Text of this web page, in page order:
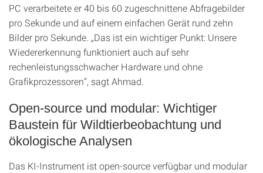
PC verarbeitete er 40 bis 60 zugeschnittene Abfragebilder
pro Sekunde und auf einem einfachen Gerät rund zehn
Bilder pro Sekunde. „Das ist ein wichtiger Punkt: Unsere
Wiedererkennung funktioniert auch auf sehr
rechenleistungsschwacher Hardware und ohne
Grafikprozessoren“, sagt Ahmad.
Open-source und modular: Wichtiger
Baustein für Wildtierbeobachtung und
ökologische Analysen
Das KI-Instrument ist open-source verfügbar und modular